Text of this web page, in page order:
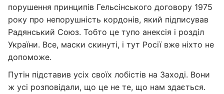
порушення принципів Гельсінського договору 1975
року про непорушність кордонів, який підписував
Радянський Союз. Тобто це тупо анексія і розділ
України. Все, маски скинуті, і тут Росії вже ніхто не
допоможе.
Путін підставив усіх своїх лобістів на Заході. Вони
ж усі розповідали, що це не те, що нам здається.